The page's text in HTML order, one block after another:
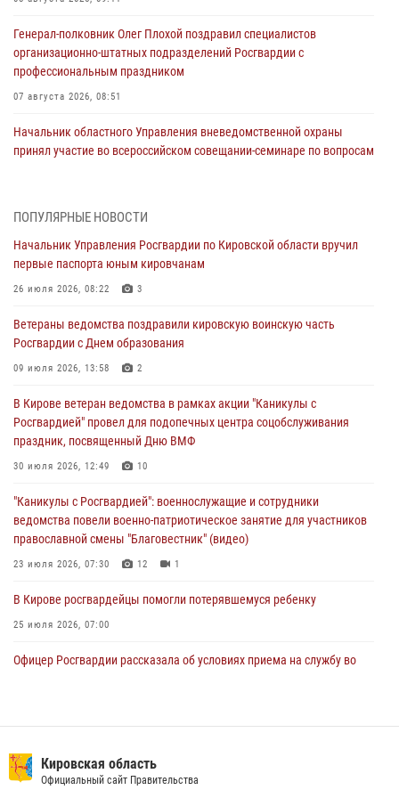
Генерал-полковник Олег Плохой поздравил специалистов
организационно-штатных подразделений Росгвардии с
профессиональным праздником
07 августа 2026, 08:51
Начальник областного Управления вневедомственной охраны
принял участие во всероссийском совещании-семинаре по вопросам
инструмента
07 августа 2026, 08:39
хулиганстве
06 августа 2026, 07:00
почетные знаки и грамоты росгвардейцам (видео)
05 августа 2026, 11:00
В Кирове росгвардейцы задержали подозреваемую в сбыте
04 августа 2026, 09:30
ПОПУЛЯРНЫЕ НОВОСТИ
Начальник Управления Росгвардии по Кировской области вручил
первые паспорта юным кировчанам
26 июля 2026, 08:22 3
Ветераны ведомства поздравили кировскую воинскую часть
Росгвардии с Днем образования
09 июля 2026, 13:58 2
В Кирове ветеран ведомства в рамках акции "Каникулы с
Росгвардией" провел для подопечных центра соцобслуживания
праздник, посвященный Дню ВМФ
30 июля 2026, 12:49 10
"Каникулы с Росгвардией": военнослужащие и сотрудники
ведомства повели военно-патриотическое занятие для участников
православной смены "Благовестник" (видео)
23 июля 2026, 07:30 12 1
В Кирове росгвардейцы помогли потерявшемуся ребенку
25 июля 2026, 07:00
Офицер Росгвардии рассказала об условиях приема на службу во
находящегося в розыске
24 июля 2026, 09:01
Кировская область
Официальный сайт Правительства